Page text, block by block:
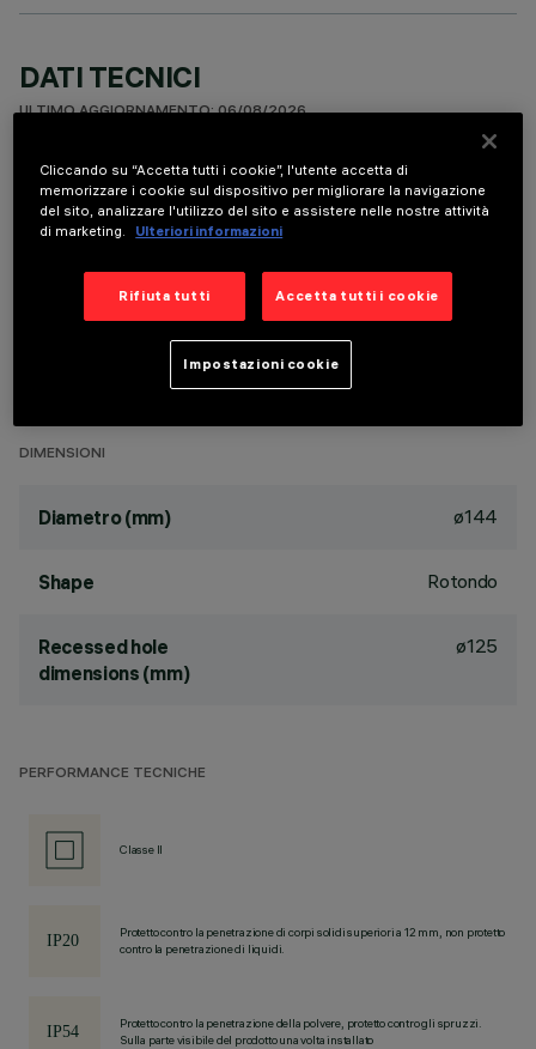
DATI TECNICI
ULTIMO AGGIORNAMENTO: 06/08/2026
DESCRIZIONE
Fixed round luminaire designed to use a LED lamp with C.O.B.
technology. Version with rim for surface-mounting. Reflector
vacuum-metallised with aluminium vapours with an anti-
scratch protective layer. Die-cast aluminium body and
passive dissipation system. Product complete with LED lamp
in warm white colour tone CRI 90 (3000K). General light
emission, with controlled luminance UGR<19 1500 cd/m2
DIMENSIONI
Diametro (mm) ø144
Shape Rotondo
Recessed hole
dimensions (mm)
ø125
PERFORMANCE TECNICHE
Classe II
Protetto contro la penetrazione di corpi solidi superiori a 12 mm, non protetto
contro la penetrazione di liquidi.
Protetto contro la penetrazione della polvere, protetto contro gli spruzzi.
Sulla parte visibile del prodotto una volta installato
Cliccando su “Accetta tutti i cookie”, l'utente accetta di
memorizzare i cookie sul dispositivo per migliorare la navigazione
del sito, analizzare l'utilizzo del sito e assistere nelle nostre attività
di marketing.
Ulteriori informazioni
Rifiuta tutti Accetta tutti i cookie
Impostazioni cookie